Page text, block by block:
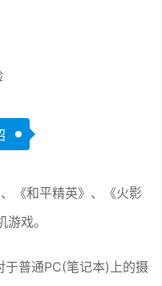
《和平精英》、《火影
戏。
普通PC(笔记本)上的摄